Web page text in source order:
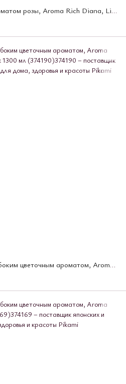
Кондиионер для белья с ароматом розы, Aroma Rich Diana, Lion, сменный блок 1300 мл (374244)
Кондиионер для белья с глубоким цветочным ароматом, Aroma Rich Layla, Lion, сменный блок 1300 мл (374190)